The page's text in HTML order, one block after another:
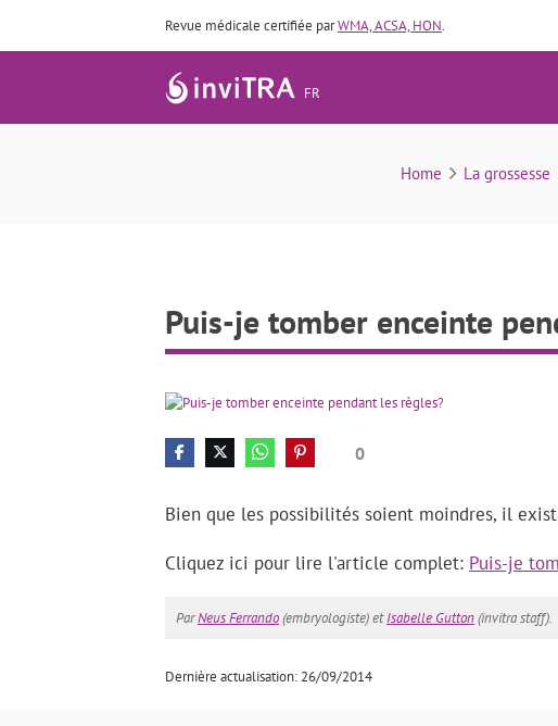
Revue médicale certifiée parWMA, ACSA, HON.
FR
Puis-
Home La grossesse
Puis-je tomber enceinte
0
Bien que les possibilités soient moindres, il
Cliquez ici pour lire l'article complet: Puis-je
ParNeus Ferrando(embryologiste) etIsabelle Gutton(invitra staff).
Dernière actualisation: 26/09/2014